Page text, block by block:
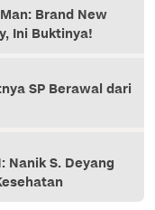
Brand New
Ini Buktinya!
SP Berawal dari
Nanik S. Deyang